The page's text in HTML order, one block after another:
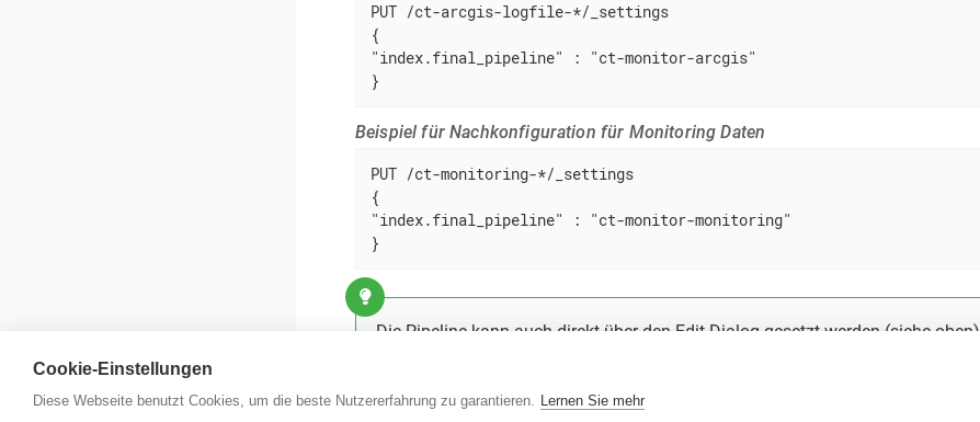
PUT /ct-arcgis-logfile-*/_settings
{
"index.final_pipeline" : "ct-monitor-arcgis"
}
Beispiel für Nachkonfiguration für Monitoring Daten
PUT /ct-monitoring-*/_settings
{
"index.final_pipeline" : "ct-monitor-monitoring"
}
Die Pipeline kann auch direkt über den Edit-Dialog gesetzt werden (siehe oben).
Cookie-Einstellungen
Diese Webseite benutzt Cookies, um die beste Nutzererfahrung zu garantieren. Lernen Sie mehr